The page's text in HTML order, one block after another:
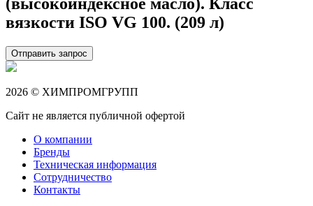
вязкости ISO VG 100. (209 л)
Отправить запрос
2026 © ХИМПРОМГРУПП
Сайт не является публичной офертой
О компании
Бренды
Техническая информация
Сотрудничество
Контакты